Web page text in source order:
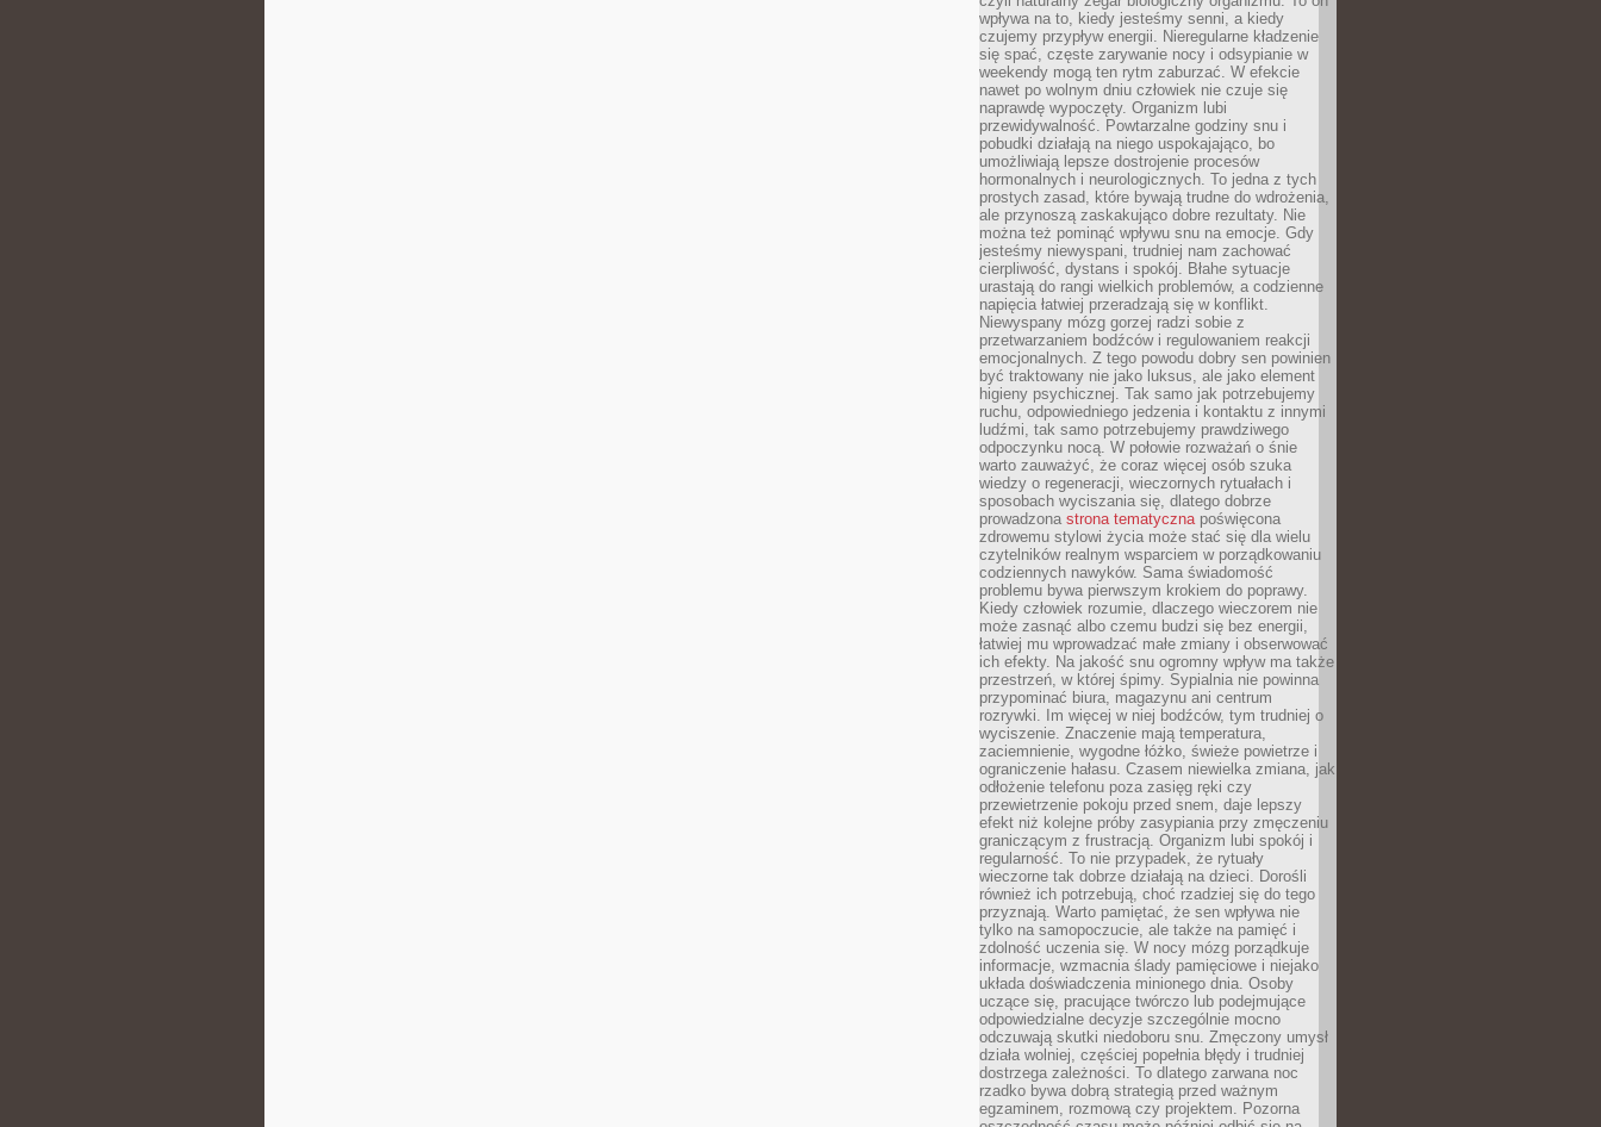
wpływa na to, kiedy jesteśmy senni, a kiedy
czujemy przypływ energii. Nieregularne kładzenie
się spać, częste zarywanie nocy i odsypianie w
weekendy mogą ten rytm zaburzać. W efekcie
nawet po wolnym dniu człowiek nie czuje się
naprawdę wypoczęty. Organizm lubi
przewidywalność. Powtarzalne godziny snu i
pobudki działają na niego uspokajająco, bo
umożliwiają lepsze dostrojenie procesów
hormonalnych i neurologicznych. To jedna z tych
prostych zasad, które bywają trudne do wdrożenia,
ale przynoszą zaskakująco dobre rezultaty. Nie
można też pominąć wpływu snu na emocje. Gdy
jesteśmy niewyspani, trudniej nam zachować
cierpliwość, dystans i spokój. Błahe sytuacje
urastają do rangi wielkich problemów, a codzienne
napięcia łatwiej przeradzają się w konflikt.
Niewyspany mózg gorzej radzi sobie z
przetwarzaniem bodźców i regulowaniem reakcji
emocjonalnych. Z tego powodu dobry sen powinien
być traktowany nie jako luksus, ale jako element
higieny psychicznej. Tak samo jak potrzebujemy
ruchu, odpowiedniego jedzenia i kontaktu z innymi
ludźmi, tak samo potrzebujemy prawdziwego
odpoczynku nocą. W połowie rozważań o śnie
warto zauważyć, że coraz więcej osób szuka
wiedzy o regeneracji, wieczornych rytuałach i
sposobach wyciszania się, dlatego dobrze
prowadzona strona tematycznapoświęcona
zdrowemu stylowi życia może stać się dla wielu
czytelników realnym wsparciem w porządkowaniu
codziennych nawyków. Sama świadomość
problemu bywa pierwszym krokiem do poprawy.
Kiedy człowiek rozumie, dlaczego wieczorem nie
może zasnąć albo czemu budzi się bez energii,
łatwiej mu wprowadzać małe zmiany i obserwować
ich efekty. Na jakość snu ogromny wpływ ma także
przestrzeń, w której śpimy. Sypialnia nie powinna
przypominać biura, magazynu ani centrum
rozrywki. Im więcej w niej bodźców, tym trudniej o
wyciszenie. Znaczenie mają temperatura,
zaciemnienie, wygodne łóżko, świeże powietrze i
ograniczenie hałasu. Czasem niewielka zmiana, jak
odłożenie telefonu poza zasięg ręki czy
przewietrzenie pokoju przed snem, daje lepszy
efekt niż kolejne próby zasypiania przy zmęczeniu
graniczącym z frustracją. Organizm lubi spokój i
regularność. To nie przypadek, że rytuały
wieczorne tak dobrze działają na dzieci. Dorośli
również ich potrzebują, choć rzadziej się do tego
przyznają. Warto pamiętać, że sen wpływa nie
tylko na samopoczucie, ale także na pamięć i
zdolność uczenia się. W nocy mózg porządkuje
informacje, wzmacnia ślady pamięciowe i niejako
układa doświadczenia minionego dnia. Osoby
uczące się, pracujące twórczo lub podejmujące
odpowiedzialne decyzje szczególnie mocno
odczuwają skutki niedoboru snu. Zmęczony umysł
działa wolniej, częściej popełnia błędy i trudniej
dostrzega zależności. To dlatego zarwana noc
rzadko bywa dobrą strategią przed ważnym
egzaminem, rozmową czy projektem. Pozorna